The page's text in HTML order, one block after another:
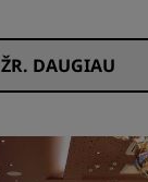
ŽR. DAUGIAU